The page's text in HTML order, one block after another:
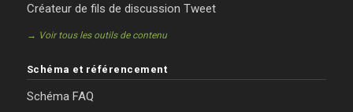
Créateur de fils de discussion Tweet
→ Voir tous les outils de contenu
Schéma et référencement
Schéma FAQ